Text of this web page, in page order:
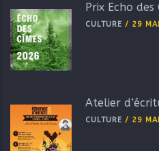
Prix Echo des
CULTURE / 29
Atelier
CULTURE / 29